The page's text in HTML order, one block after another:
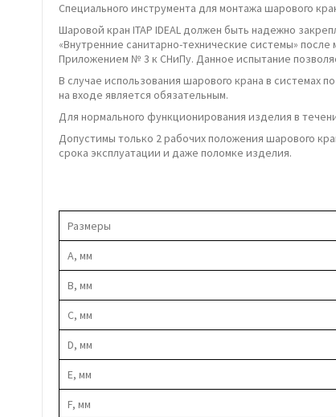
Специального инструмента для монтажа шарового
Шаровой кран ITAP IDEAL должен быть надежно
«Внутренние санитарно-технические системы»
Приложением № 3 к СНиПу. Данное испытание
В случае использования шарового крана в
на входе является обязательным.
Для нормального функционирования изделия в
Допустимы только 2 рабочих положения шарового
срока эксплуатации и даже поломке изделия.
Размеры
А, мм
В, мм
С, мм
D, мм
E, мм
F, мм